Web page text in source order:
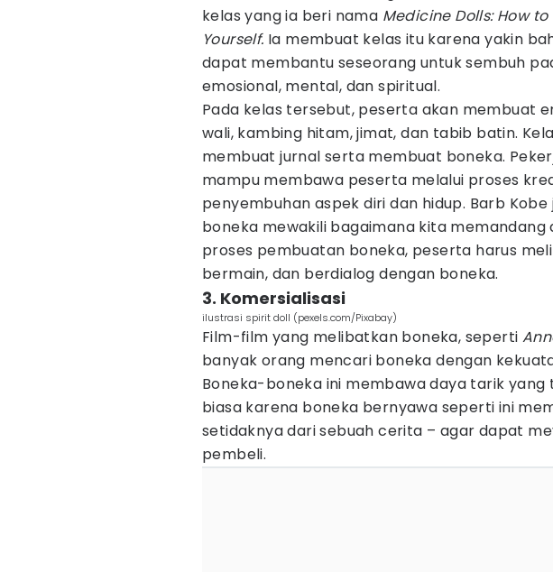
kelas yang ia beri nama Medicine Dolls: How
Yourself. Ia membuat kelas itu karena yakin
dapat membantu seseorang untuk sembuh
emosional, mental, dan spiritual.
Pada kelas tersebut, peserta akan membuat
wali, kambing hitam, jimat, dan tabib batin.
membuat jurnal serta membuat boneka.
mampu membawa peserta melalui proses
penyembuhan aspek diri dan hidup. Barb
boneka mewakili bagaimana kita memandang
proses pembuatan boneka, peserta harus
bermain, dan berdialog dengan boneka.
3. Komersialisasi
ilustrasi spirit doll (pexels.com/Pixabay)
Film-film yang melibatkan boneka, seperti
banyak orang mencari boneka dengan
Boneka-boneka ini membawa daya tarik yang
biasa karena boneka bernyawa seperti ini
setidaknya dari sebuah cerita – agar dapat
pembeli.